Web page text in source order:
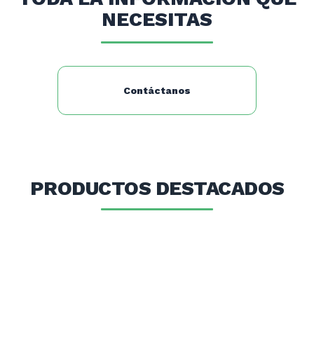
NECESITAS
Contáctanos
PRODUCTOS DESTACADOS